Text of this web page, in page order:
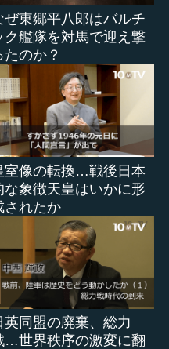
ぜ東郷平八郎はバルチ
ク艦隊を対馬で迎え撃
たのか？
室像の転換…戦後日本
な象徴天皇はいかに形
されたか
英同盟の廃棄、総力
…世界秩序の激変に翻